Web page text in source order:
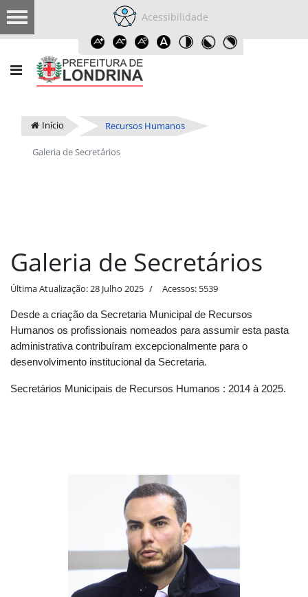
Acessibilidade
Início Recursos Humanos
Galeria de Secretários
Galeria de Secretários
Última Atualização: 28 Julho 2025 Acessos: 5539
Desde a criação da Secretaria Municipal de Recursos
Humanos os profissionais nomeados para assumir esta pasta
administrativa contribuíram excepcionalmente para o
desenvolvimento institucional da Secretaria.
Secretários Municipais de Recursos Humanos : 2014 à 2025.